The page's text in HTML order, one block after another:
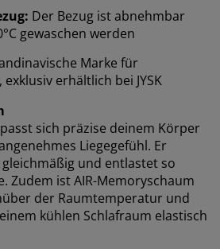
Der Bezug ist abnehmbar
gewaschen werden
Marke für
erhältlich bei JYSK
sich präzise deinem Körper
Liegegefühl. Er
und entlastet so
Zudem ist AIR-Memoryschaum
der Raumtemperatur und
kühlen Schlafraum elastisch
akzeptierst, teilen wir
mit unseren Marketingpartnern
TikTok), um personalisierte und
Weitere Informationen
du unter „Einstellungen“, wo
jederzeit über das Cookie-
Durch Klicken auf „Alle
allen drei
Lies mehr über unsere
personenbezogener
Richtlinie.